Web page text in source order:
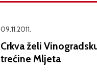
09.11.2011.
Crkva želi
trećine Mljeta